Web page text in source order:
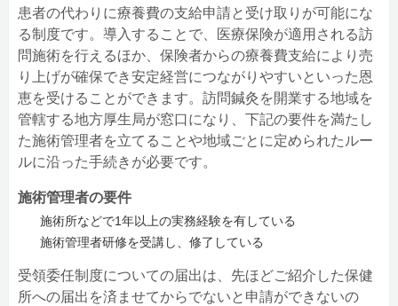
患者の代わりに療養費の支給申請と受け取りが可能にな
る制度です。導入することで、医療保険が適用される訪
問施術を行えるほか、保険者からの療養費支給により売
り上げが確保でき安定経営につながりやすいといった恩
恵を受けることができます。訪問鍼灸を開業する地域を
管轄する地方厚生局が窓口になり、下記の要件を満たし
た施術管理者を立てることや地域ごとに定められたルー
ルに沿った手続きが必要です。
施術管理者の要件
施術所などで1年以上の実務経験を有している
施術管理者研修を受講し、修了している
受領委任制度についての届出は、先ほどご紹介した保健
所への届出を済ませてからでないと申請ができないの